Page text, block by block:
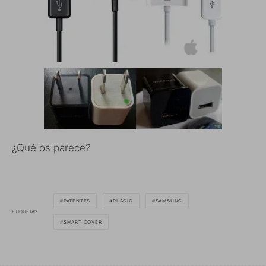
¿Qué os parece?
ETIQUETAS
PATENTES PLAGIO SAMSUNG
SMART COVER